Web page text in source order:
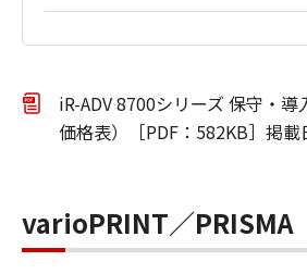
iR-ADV 8700シリーズ 保守・
価格表）［PDF：582KB］掲
varioPRINT／PRISMA